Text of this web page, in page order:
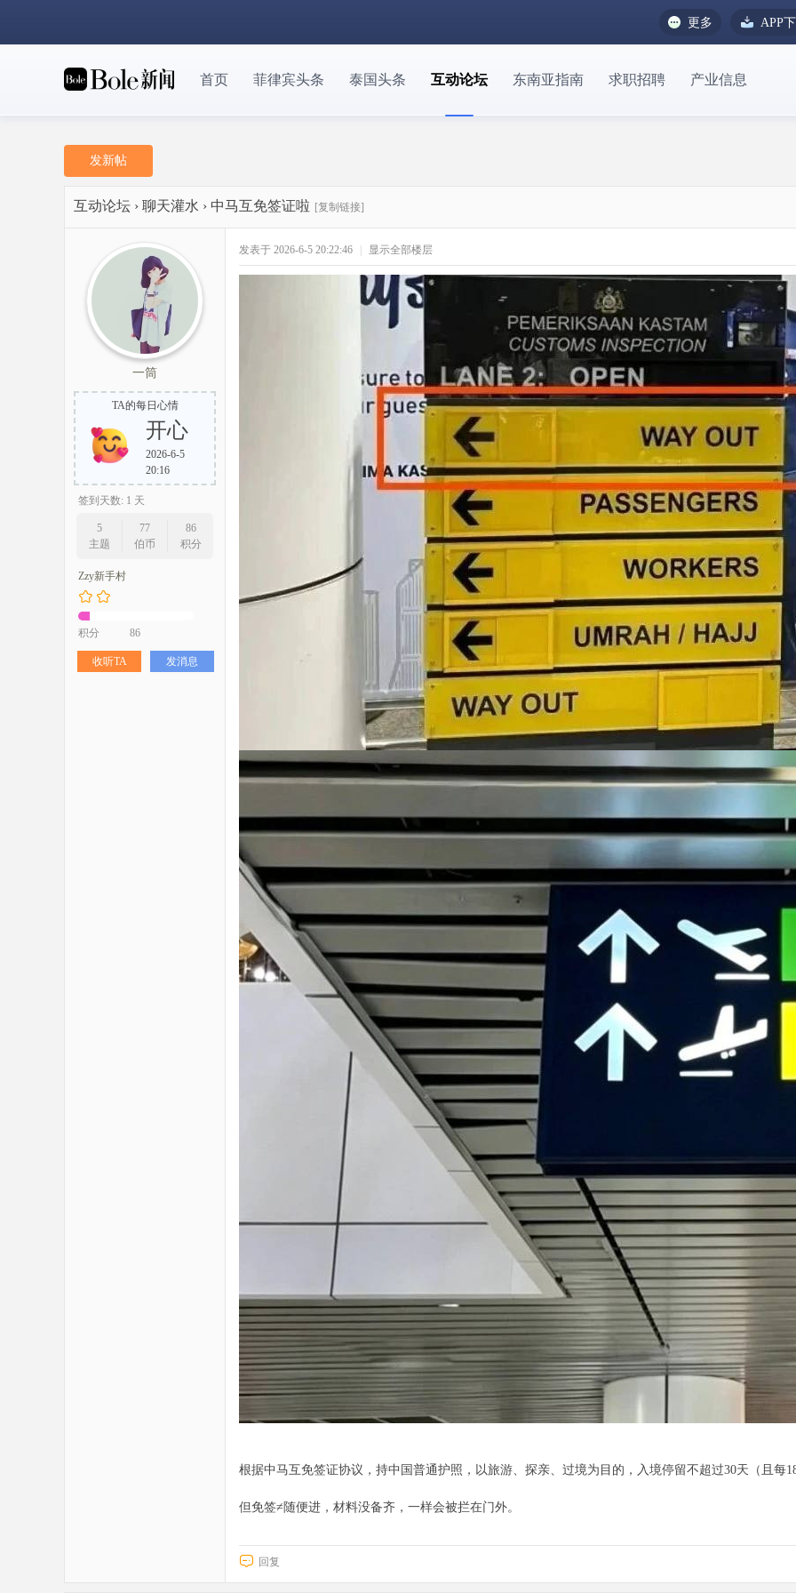
更多 APP
首页 菲律宾头条 泰国头条 互动论坛 东南亚指南 求职招聘 产业信息
发新帖
互动论坛 › 聊天灌水 › 中马互免签证啦 [复制链接]
一筒
TA的每日心情
开心
2026-6-5
20:16
签到天数: 1 天
5
主题
77
伯币
86
积分
Zzy新手村
积分 86
收听TA 发消息
发表于 2026-6-5 20:22:46 显示全部楼层
根据中马互免签证协议，持中国普通护照，以旅游、探亲、过境为目的，入境停留不超过30天（且每
但免签≠随便进，材料没备齐，一样会被拦在门外。
回复